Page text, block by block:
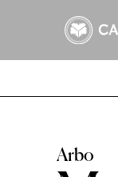
Moscato & Trebbiano